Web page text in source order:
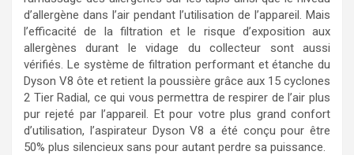
d’allergène dans l’air pendant l’utilisation de l’appareil. Mais
l’efficacité de la filtration et le risque d’exposition aux
allergènes durant le vidage du collecteur sont aussi
vérifiés. Le système de filtration performant et étanche du
Dyson V8 ôte et retient la poussière grâce aux 15 cyclones
2 Tier Radial, ce qui vous permettra de respirer de l’air plus
pur rejeté par l’appareil. Et pour votre plus grand confort
d’utilisation, l’aspirateur Dyson V8 a été conçu pour être
50% plus silencieux sans pour autant perdre sa puissance.